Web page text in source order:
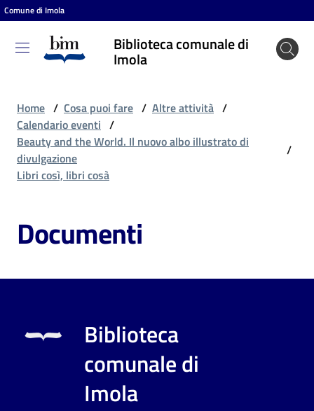
Vai al contenuto
Vai alla navigazione
Vai al footer
Comune di Imola
Biblioteca comunale di
Imola
Biblioteca
comunale
Entra
puoi
fare
contenuti
Home / Cosa puoi fare / Altre attività /
Calendario eventi /
Beauty and the World. Il nuovo albo illustrato di
divulgazione
/
Libri così, libri cosà
Documenti
Biblioteca
comunale di
Imola